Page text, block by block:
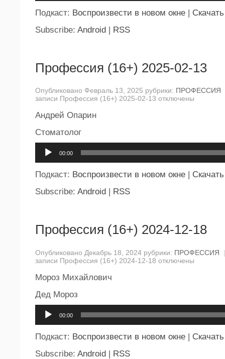
Подкаст: Воспроизвести в новом окне | Скачать
Subscribe: Android | RSS
Профессия (16+) 2025-02-13
Опубликовано Февраль 13, 2025 рубрики: ПРОФЕССИЯ
записи Профессия (16+) 2025-02-13 отключены
Андрей Опарин
Стоматолог
00:00
Подкаст: Воспроизвести в новом окне
Скачать
Subscribe: Android RSS
Профессия (16+) 2024-12-18
Опубликовано Декабрь 18, 2024 рубрики: ПРОФЕССИЯ
|
записи Профессия (16+) 2024-12-18 отключены
Мороз Михайлович
Дед Мороз
00:00
Подкаст: Воспроизвести в новом окне | Скачать
Subscribe: Android | RSS